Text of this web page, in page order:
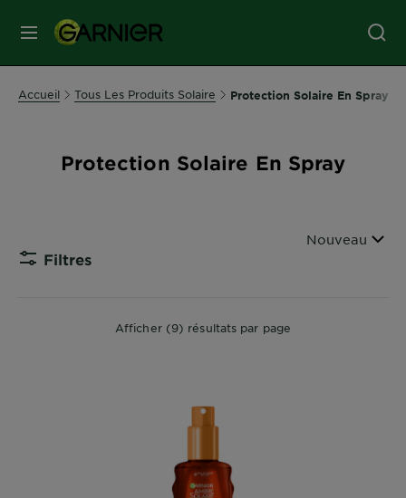
MENU
SOINS
SOINS
COLORATION
Accueil Tous Les Produits Solaire Protection Solaire En Spray
Protection Solaire En Spray
Filtres
Filtrer par
Nouveau
Afficher (9) résultats par page